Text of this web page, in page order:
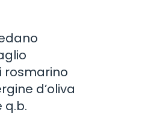
rosmarino
d’oliva
q.b.